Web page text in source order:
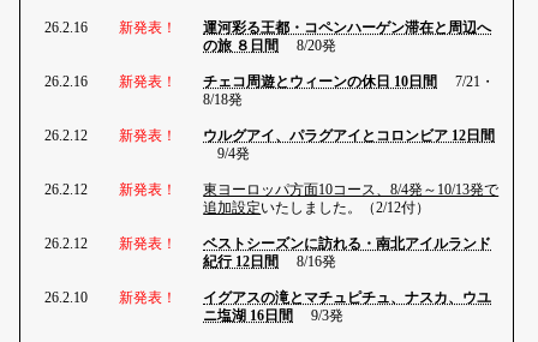
26.2.16 新発表！
運河彩る王都・コペンハーゲン滞在と周辺へ
の旅 ８日間
8/20発
26.2.16 新発表！ チェコ周遊とウィーンの休日 10日間
7/21・
8/18発
26.2.12 新発表！
ウルグアイ、パラグアイとコロンビア 12日間
9/4発
26.2.12 新発表！
東ヨーロッパ方面10コース、8/4発～10/13発で
追加設定いたしました。（2/12付）
26.2.12 新発表！
ベストシーズンに訪れる・南北アイルランド
紀行 12日間
8/16発
26.2.10 新発表！
イグアスの滝とマチュピチュ、ナスカ、ウユ
ニ塩湖 16日間
9/3発